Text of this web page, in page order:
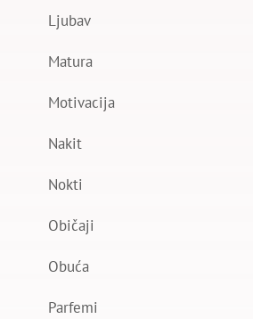
Ljubav
Matura
Motivacija
Nakit
Nokti
Običaji
Obuća
Parfemi